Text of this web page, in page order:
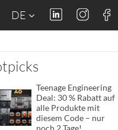
DE
Teenage Engineering
Deal: 30 % Rabatt auf
alle Produkte mit
diesem Code – nur
noch 2 Tage!